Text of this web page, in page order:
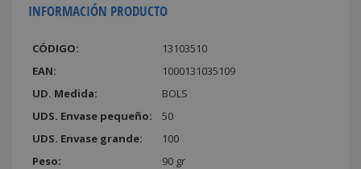
INFORMACIÓN PRODUCTO
CÓDIGO:
13103510
EAN:
1000131035109
UD. Medida:
BOLS
UDS. Envase pequeño:
50
UDS. Envase grande:
100
Peso:
90 gr